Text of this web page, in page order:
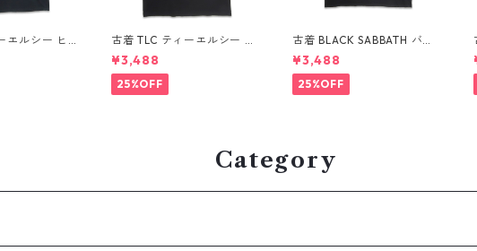
エルシー ヒ
プ バンドT
Tシャツ ブ
-- gd41037
古着 TLC ティーエルシー ヒ
ップホップ ラップ バンドT
シャツ プリントTシャツ ブ
ラック 表記：M gd41036
9n w60804
¥3,488
25%OFF
古着 BLACK SABBATH バン
ドTシャツ バンT プリントT
シャツ ブラック 表記：XL
gd410367n w60804
¥3,488
25%OFF
Category